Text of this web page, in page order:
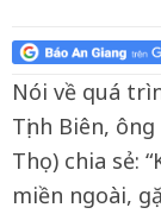
Nói về quá
Tịnh Biên,
Thọ) chia sẻ:
miền ngoài,